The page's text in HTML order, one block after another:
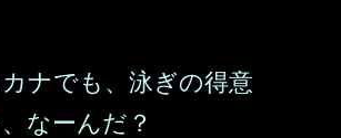
ナでも、泳ぎの得意
なーんだ？